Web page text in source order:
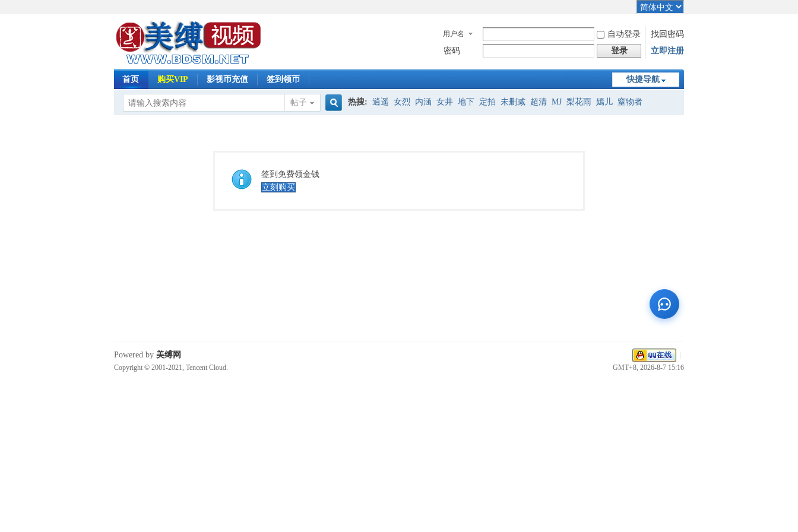
用户名 自动登录
找回密码
密码
登录 立即注册
快捷导航
首页 购买VIP 影视币充值 签到领币
帖子 热搜: 逍遥 女烈 内涵 女井 地下 定拍 未删减 超清 MJ 梨花雨 嫣儿 窒物者
签到免费领金钱
立刻购买
GMT+8, 2026-8-7 15:16
Powered by 美缚网
Copyright © 2001-2021, Tencent Cloud.